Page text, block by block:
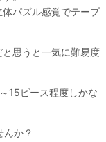
パズル感覚でテープ
思うと一気に難易度
15ピース程度しかな
んか？